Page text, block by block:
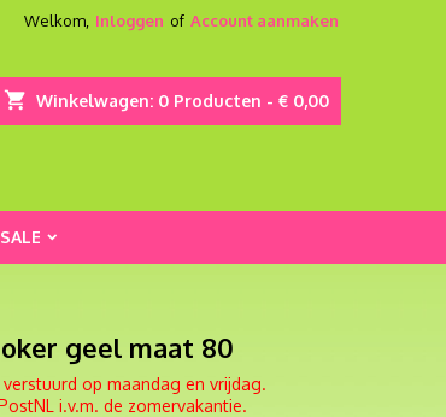
Welkom, Inloggen of Account aanmaken
shopping_cart Winkelwagen: 0 Producten - € 0,00
geel maat 80
op maandag en vrijdag.
i.v.m. de zomervakantie.